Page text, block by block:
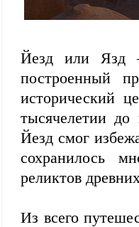
Йезд или Язд
построенный
исторический
тысячелетии до
Йезд смог
сохранилось
реликтов
Из всего